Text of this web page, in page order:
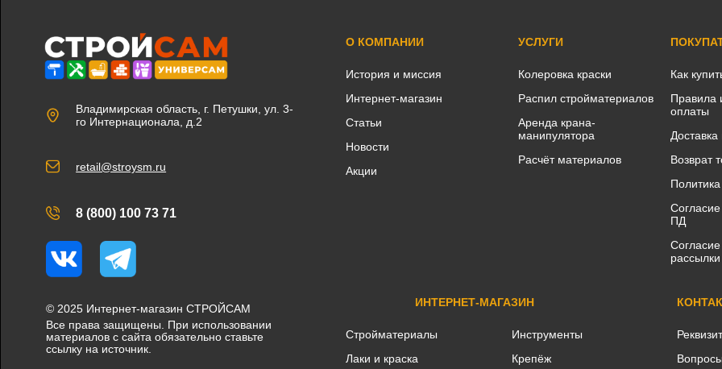
Владимирская область, г. Петушки, ул. 3-
го Интернационала, д.2
retail@stroysm.ru
8 (800) 100 73 71
Вконтакте
Telegram
© 2025 Интернет-магазин СТРОЙСАМ
Все права защищены. При использовании
материалов с сайта обязательно ставьте
ссылку на источник.
О КОМПАНИИ
История и миссия
Интернет-магазин
Статьи
Новости
Акции
УСЛУГИ
Колеровка краски
Распил стройматериалов
Аренда крана-
манипулятора
Расчёт материалов
Как
Правила
оплаты
Возврат
ПД
рассылки
ИНТЕРНЕТ-МАГАЗИН
Стройматериалы
Лаки и краска
Инструменты
Крепёж